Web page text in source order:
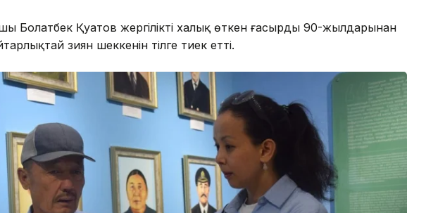
Болатбек Қуатов жергілікті халық өткен ғасырдың 90-жылдарынан
зиян шеккенін тілге тиек етті.